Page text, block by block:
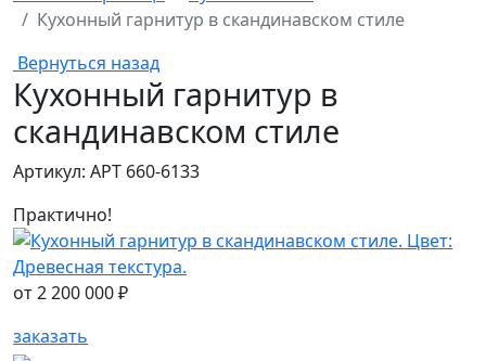
Кухонный гарнитур в скандинавском стиле
Вернуться назад
Кухонный гарнитур в
скандинавском стиле
Артикул: АРТ 660-6133
Практично!
от2 200 000 ₽
заказать